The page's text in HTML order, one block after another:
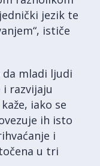
jezik te
ističe
da mladi ljudi
razvijaju
iako se
ih isto
i
u tri